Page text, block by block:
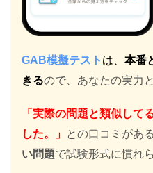
GAB模擬テスト は、 本番
きるので、あなたの実力
「実際の問題と類似して
した。」 との口コミがあ
い問題で試験形式に慣れ